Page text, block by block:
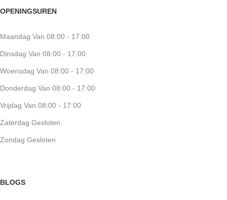
OPENINGSUREN
Maandag Van 08:00 - 17:00
Dinsdag Van 08:00 - 17:00
Woensdag Van 08:00 - 17:00
Donderdag Van 08:00 - 17:00
Vrijdag Van 08:00 - 17:00
Zaterdag Gesloten
Zondag Gesloten
BLOGS